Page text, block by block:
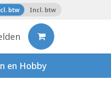
btw Incl. btw
en Hobby